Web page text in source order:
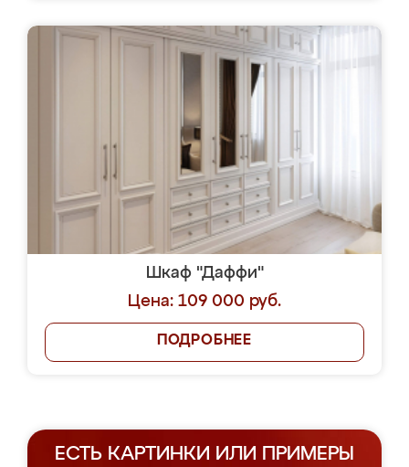
Шкаф "Даффи"
Цена: 109 000 руб.
ПОДРОБНЕЕ
ЕСТЬ КАРТИНКИ ИЛИ ПРИМЕРЫ